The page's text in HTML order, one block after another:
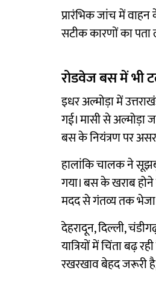
प्रारंभिक जांच में
सटीक कारणों का पता
रोडवेज बस में भी
इधर अल्मोड़ा में
गई। मासी से अल्मोड़ा
बस के नियंत्रण पर
हालांकि चालक ने
गया। बस के खराब होने
मदद से गंतव्य तक भेजा
देहरादून, दिल्ली,
यात्रियों में चिंता बढ़
रखरखाव बेहद जरूरी